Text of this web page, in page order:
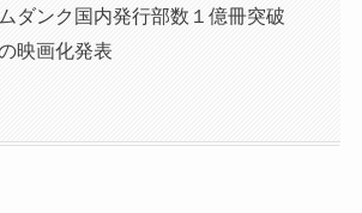
ダンク国内発行部数１億冊突破
映画化発表